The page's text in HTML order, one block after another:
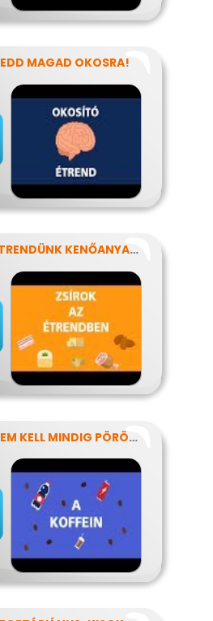
EDD MAGAD OKOSRA!
ÉTRENDÜNK KENŐANYAGAI: A ZSÍROK
NEM KELL MINDIG PÖRÖGNI